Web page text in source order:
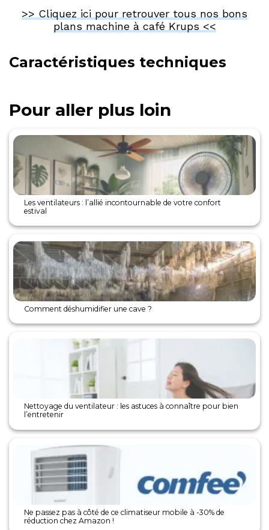
>> Cliquez ici pour retrouver tous nos bons
plans machine à café Krups <<
Caractéristiques techniques
Pour aller plus loin
Les ventilateurs : l’allié incontournable de votre confort
estival
Comment déshumidifier une cave ?
Nettoyage du ventilateur : les astuces à connaître pour bien
l’entretenir
Ne passez pas à côté de ce climatiseur mobile à -30% de
réduction chez Amazon !